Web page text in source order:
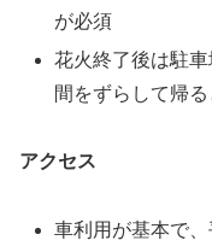
が必須
花火終了後は駐
間をずらして帰
アクセス
車利用が基本で